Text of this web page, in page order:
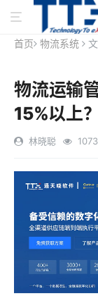
首页 物流系统
物流运输
15%以上
林晓聪 1073